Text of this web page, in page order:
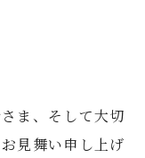
ま、そして大切
見舞い申し上げ